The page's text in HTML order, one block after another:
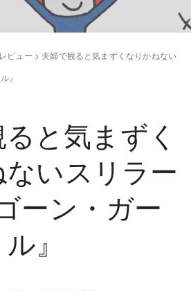
レビュー > 夫婦で観ると気まずくなりかねない
』
と気まずく
いスリラー
ーン・ガー
ル』